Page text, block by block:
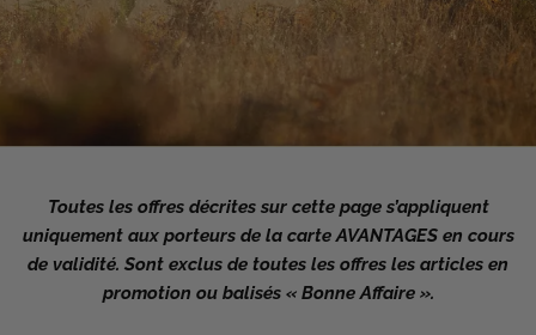
Toutes les offres décrites sur cette page s’appliquent
uniquement aux porteurs de la carte AVANTAGES en cours
de validité. Sont exclus de toutes les offres les articles en
promotion ou balisés « Bonne Affaire ».